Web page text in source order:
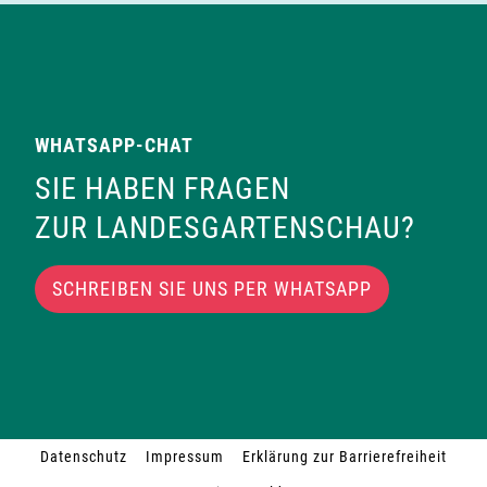
WHATSAPP-CHAT
SIE HABEN FRAGEN
ZUR LANDESGARTENSCHAU?
SCHREIBEN SIE UNS PER WHATSAPP
Datenschutz Impressum
Erklärung zur Barrierefreiheit